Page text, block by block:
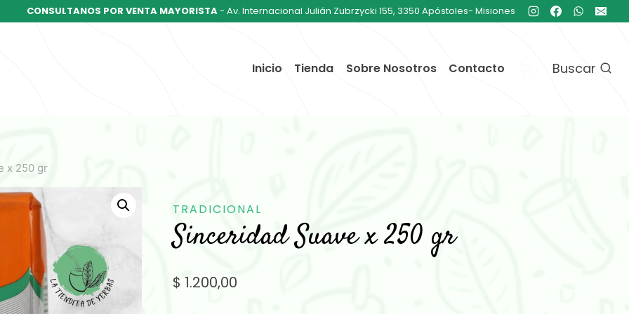
CONSULTANOS POR VENTA MAYORISTA- Av. Internacional Julián Zubrzycki 155, 3350 Apóstoles- Misiones
Inicio Tienda Sobre Nosotros Contacto Buscar
x 250 gr
TRADICIONAL
Sinceridad Suave x 250 gr
$ 1.200,00